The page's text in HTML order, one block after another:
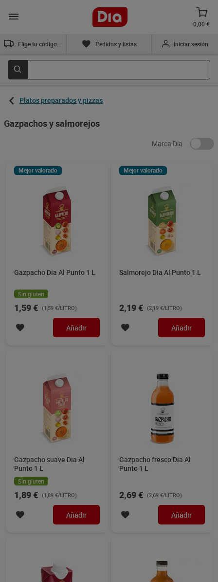
0,00 €
Pedidos y listas Iniciar sesión
Platos preparados y pizzas
Gazpachos y salmorejos
Marca Dia
Mejor valorado
Gazpacho Dia Al Punto 1 L
Sin gluten
1,59 € (1,59 €/LITRO)
Añadir
Mejor valorado
Salmorejo Dia Al Punto 1 L
2,19 € (2,19 €/LITRO)
Añadir
Gazpacho suave Dia Al
Punto 1 L
Sin gluten
1,89 € (1,89 €/LITRO)
Añadir
Gazpacho fresco Dia Al
Punto 1 L
2,69 € (2,69 €/LITRO)
Añadir